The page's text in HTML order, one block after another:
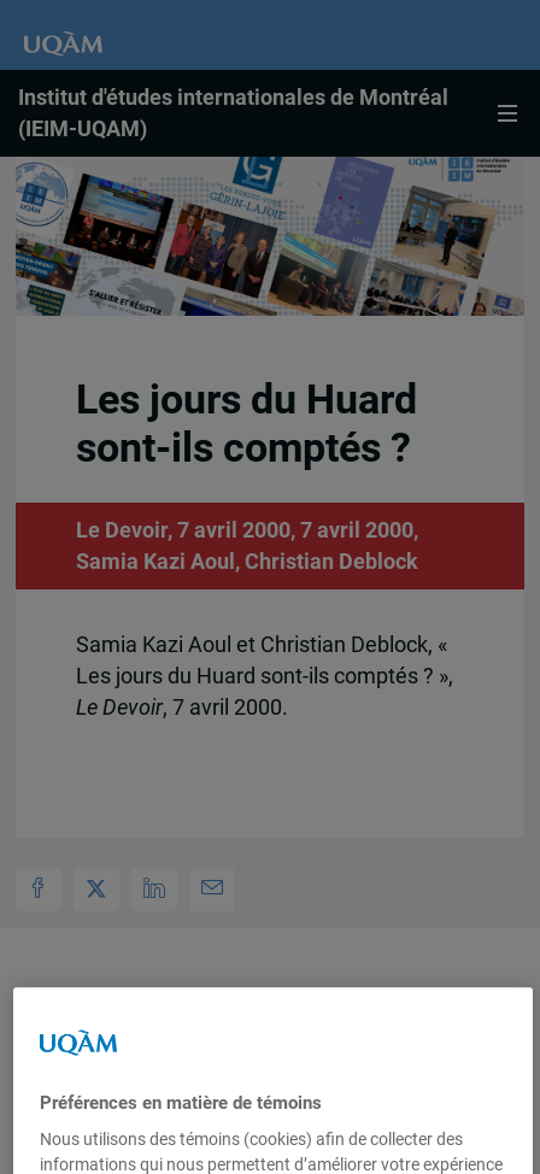
Institut d'études internationales de Montréal
(IEIM-UQAM)
Les jours du Huard
sont-ils comptés ?
Le Devoir, 7 avril 2000, 7 avril 2000,
Samia Kazi Aoul , Christian Deblock
Samia Kazi Aoul et Christian Deblock, «
Les jours du Huard sont-ils comptés ? »,
Le Devoir, 7 avril 2000.
Chercheur,
Centre
Préférences en matière de témoins
Nous utilisons des témoins (cookies) afin de collecter des
informations qui nous permettent d’améliorer votre expérience